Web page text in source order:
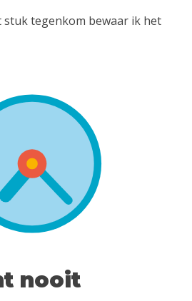
stuk tegenkom bewaar ik het
nooit